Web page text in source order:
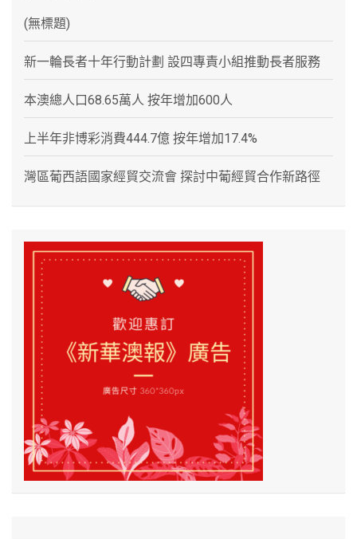
(無標題)
新一輪長者十年行動計劃 設四專責小組推動長者服務
本澳總人口68.65萬人 按年增加600人
上半年非博彩消費444.7億 按年增加17.4%
灣區葡西語國家經貿交流會 探討中葡經貿合作新路徑